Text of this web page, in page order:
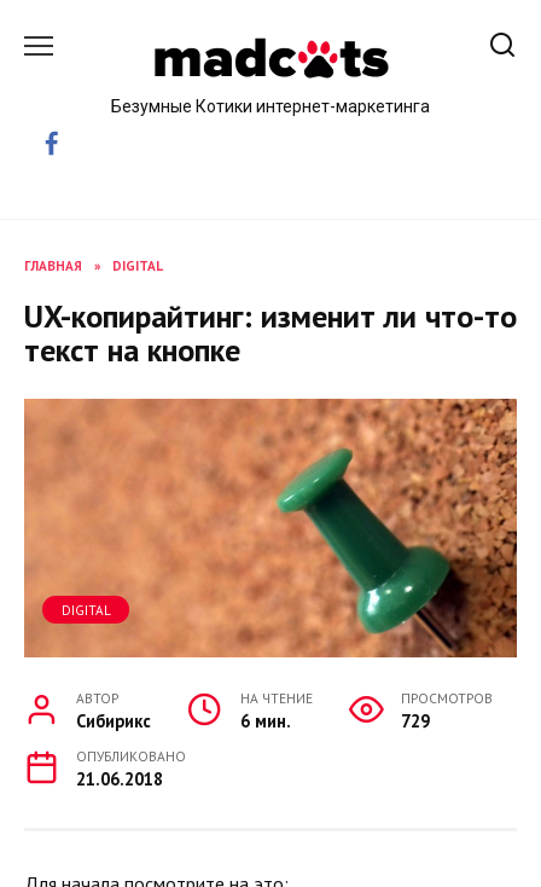
Безумные Котики интернет-маркетинга
ГЛАВНАЯ » DIGITAL
UX-копирайтинг: изменит ли что-то
текст на кнопке
DIGITAL
АВТОР
Сибирикс
НА ЧТЕНИЕ
6 мин.
ПРОСМОТРОВ
729
ОПУБЛИКОВАНО
21.06.2018